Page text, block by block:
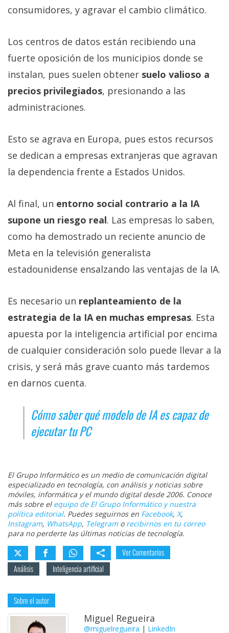
consumidores, y agravar el cambio climático.
Los centros de datos están recibiendo una
fuerte oposición de los municipios donde se
instalan, pues suelen obtener suelo valioso a
precios privilegiados, presionando a las
administraciones.
Esto se agrava en Europa, pues estos recursos
se dedican a empresas extranjeras que agravan
la dependencia frente a Estados Unidos.
Al final, un entorno social contrario a la IA
supone un riesgo real. Las empresas lo saben,
como ha demostrado un reciente anuncio de
Meta en la televisión generalista
estadounidense ensalzando las ventajas de la IA.
Es necesario un replanteamiento de la
estrategia de la IA en muchas empresas. Esta
apuesta por la inteligencia artificial por encima
de cualquier consideración solo puede llevar a la
crisis, y será más grave cuanto más tardemos
en darnos cuenta.
Cómo saber qué modelo de IA es capaz de
ejecutar tu PC
El Grupo Informático es un medio de comunicación digital
especializado en tecnología, con análisis y noticias sobre
móviles, informática y el mundo digital desde 2006. Conoce
más sobre el equipo de El Grupo Informático y nuestra
política editorial. Puedes seguirnos en Facebook, X,
Instagram, WhatsApp, Telegramo recibirnos en tu correo
para no perderte las últimas noticias de tecnología.
Ver Comentarios
Análisis
Inteligencia artificial
Sobre el autor
Miguel Regueira
@miguelregueira | LinkedIn